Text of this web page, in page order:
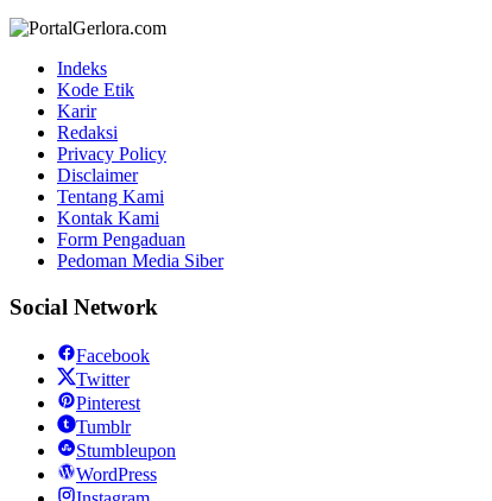
Indeks
Kode Etik
Karir
Redaksi
Privacy Policy
Disclaimer
Tentang Kami
Kontak Kami
Form Pengaduan
Pedoman Media Siber
Social Network
Facebook
Twitter
Pinterest
Tumblr
Stumbleupon
WordPress